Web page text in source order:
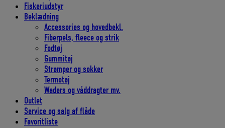
Fiskeriudstyr
Beklædning
Accessories og hovedbekl.
Fiberpels, fleece og strik
Fodtøj
Gummitøj
Strømper og sokker
Termotøj
Waders og våddragter mv.
Outlet
Service og salg af flåde
Favoritliste